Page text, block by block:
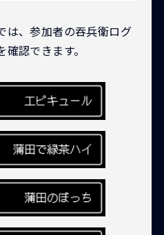
は、参加者の吞兵衛ログ
確認できます。